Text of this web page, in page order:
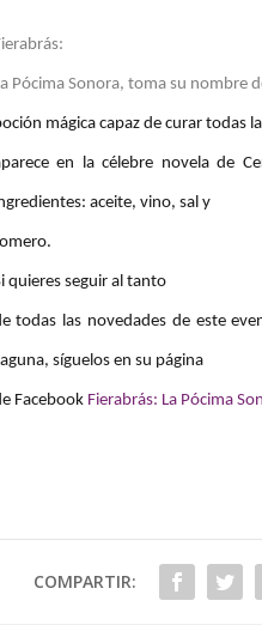
Pócima Sonora, toma su nombre
mágica capaz de curar todas
en la célebre novela de
aceite, vino, sal y
quieres seguir al tanto
todas las novedades de este
síguelos en su página
Facebook Fierabrás: La Pócima
COMPARTIR: